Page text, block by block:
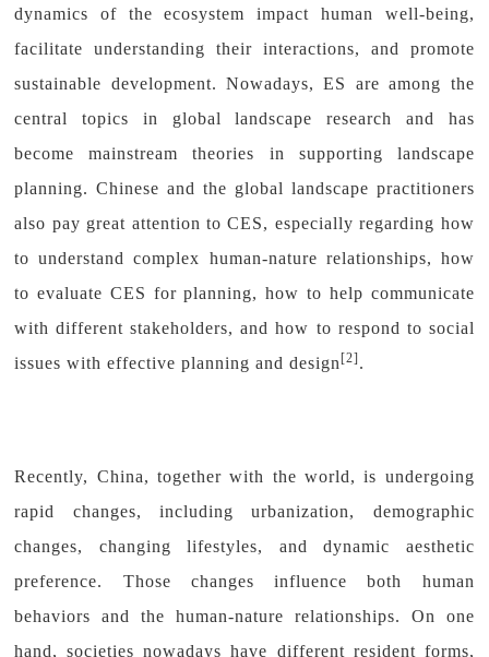
dynamics of the ecosystem impact human well-being,
facilitate understanding their interactions, and promote
sustainable development. Nowadays, ES are among the
central topics in global landscape research and has
become mainstream theories in supporting landscape
planning. Chinese and the global landscape practitioners
also pay great attention to CES, especially regarding how
to understand complex human-nature relationships, how
to evaluate CES for planning, how to help communicate
with different stakeholders, and how to respond to social
issues with effective planning and design [2] .
Recently, China, together with the world, is undergoing
rapid changes, including urbanization, demographic
changes, changing lifestyles, and dynamic aesthetic
preference. Those changes influence both human
behaviors and the human-nature relationships. On one
hand, societies nowadays have different resident forms,